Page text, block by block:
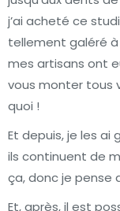
j’ai acheté ce
tellement galéré
mes artisans ont
vous monter tous
quoi !
Et depuis, je les ai
ils continuent de
ça, donc je pense
Et, après, il est